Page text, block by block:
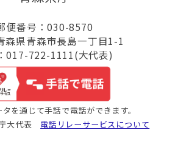
便番号：030-8570
森県青森市長島一丁目1-1
017-722-1111(大代表)
を通じて手話で電話ができます。
大代表 電話リレーサービスについて